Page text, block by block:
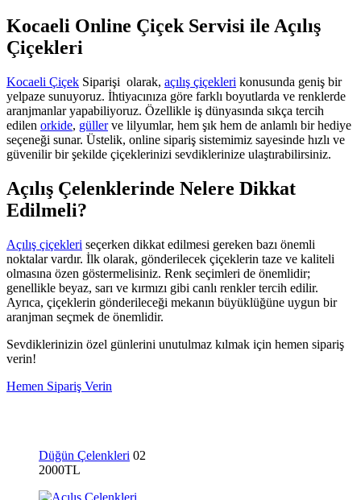
Kocaeli Online Çiçek Servisi ile Açılış
Çiçekleri
Kocaeli Çiçek Siparişi olarak, açılış çiçekleri konusunda geniş bir
yelpaze sunuyoruz. İhtiyacınıza göre farklı boyutlarda ve renklerde
aranjmanlar yapabiliyoruz. Özellikle iş dünyasında sıkça tercih
edilen orkide, güllerve lilyumlar, hem şık hem de anlamlı bir hediye
seçeneği sunar. Üstelik, online sipariş sistemimiz sayesinde hızlı ve
güvenilir bir şekilde çiçeklerinizi sevdiklerinize ulaştırabilirsiniz.
Açılış Çelenklerinde Nelere Dikkat
Edilmeli?
Açılış çiçekleri seçerken dikkat edilmesi gereken bazı önemli
noktalar vardır. İlk olarak, gönderilecek çiçeklerin taze ve kaliteli
olmasına özen göstermelisiniz. Renk seçimleri de önemlidir;
genellikle beyaz, sarı ve kırmızı gibi canlı renkler tercih edilir.
Ayrıca, çiçeklerin gönderileceği mekanın büyüklüğüne uygun bir
aranjman seçmek de önemlidir.
Sevdiklerinizin özel günlerini unutulmaz kılmak için hemen sipariş
verin!
Hemen Sipariş Verin
Düğün Çelenkleri 02
2000TL